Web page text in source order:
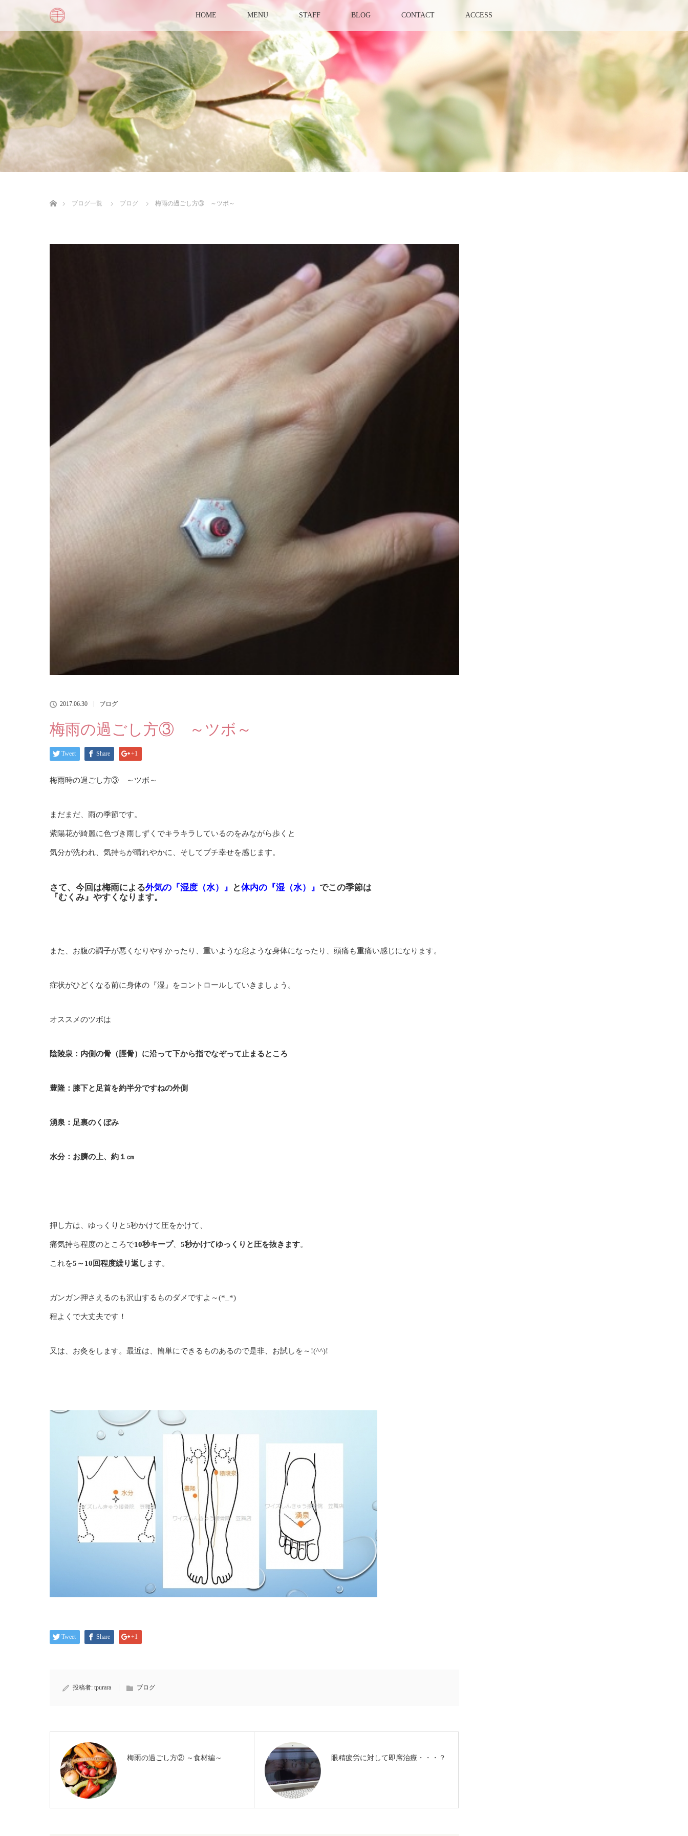
HOME MENU STAFF BLOG CONTACT ACCESS
ブログ一覧
ブログ 梅雨の過ごし方③ ～ツボ～
2017.06.30 ブログ
梅雨の過ごし方③ ～ツボ～
Tweet Share +1
梅雨時の過ごし方③ ～ツボ～
まだまだ、雨の季節です。
紫陽花が綺麗に色づき雨しずくでキラキラしているのをみながら歩くと
気分が洗われ、気持ちが晴れやかに、そしてプチ幸せを感じます。
さて、今回は梅雨による外気の『湿度（水）』 と体内の『湿（水）』 でこの季節は
『むくみ 』やすくなります。
また、お腹の調子が悪くなりやすかったり、重いような怠ような身体になったり、頭痛も重痛い感じになります。
症状がひどくなる前に身体の『湿』をコントロールしていきましょう。
オススメのツボは
陰陵泉：内側の骨（脛骨）に沿って下から指でなぞって止まるところ
豊隆：膝下と足首を約半分ですねの外側
湧泉：足裏のくぼみ
水分：お臍の上、約１㎝
押し方は、ゆっくりと5秒かけて圧をかけて、
痛気持ち程度のところで10秒キープ、 5秒かけてゆっくりと圧を抜きます。
これを5～10回程度繰り返し ます。
ガンガン押さえるのも沢山するものダメですよ～(*_*)
程よくで大丈夫です！
又は、お灸をします。最近は、簡単にできるものあるので是非、お試しを～!(^^)!
Tweet Share +1
投稿者: tpurara ブログ
梅雨の過ごし方② ～食材編～ 眼精疲労に対して即席治療・・・？